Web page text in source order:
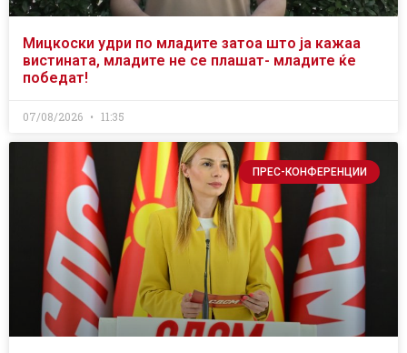
Мицкоски удри по младите затоа што ја кажаа
вистината, младите не се плашат- младите ќе
победат!
07/08/2026 11:35
ПРЕС-КОНФЕРЕНЦИИ